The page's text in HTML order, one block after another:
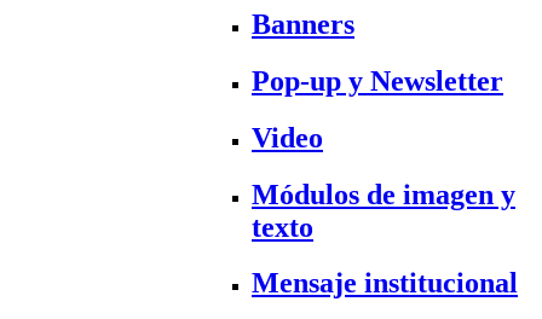
Banners
Pop-up y Newsletter
Video
Módulos de imagen y
texto
Mensaje institucional